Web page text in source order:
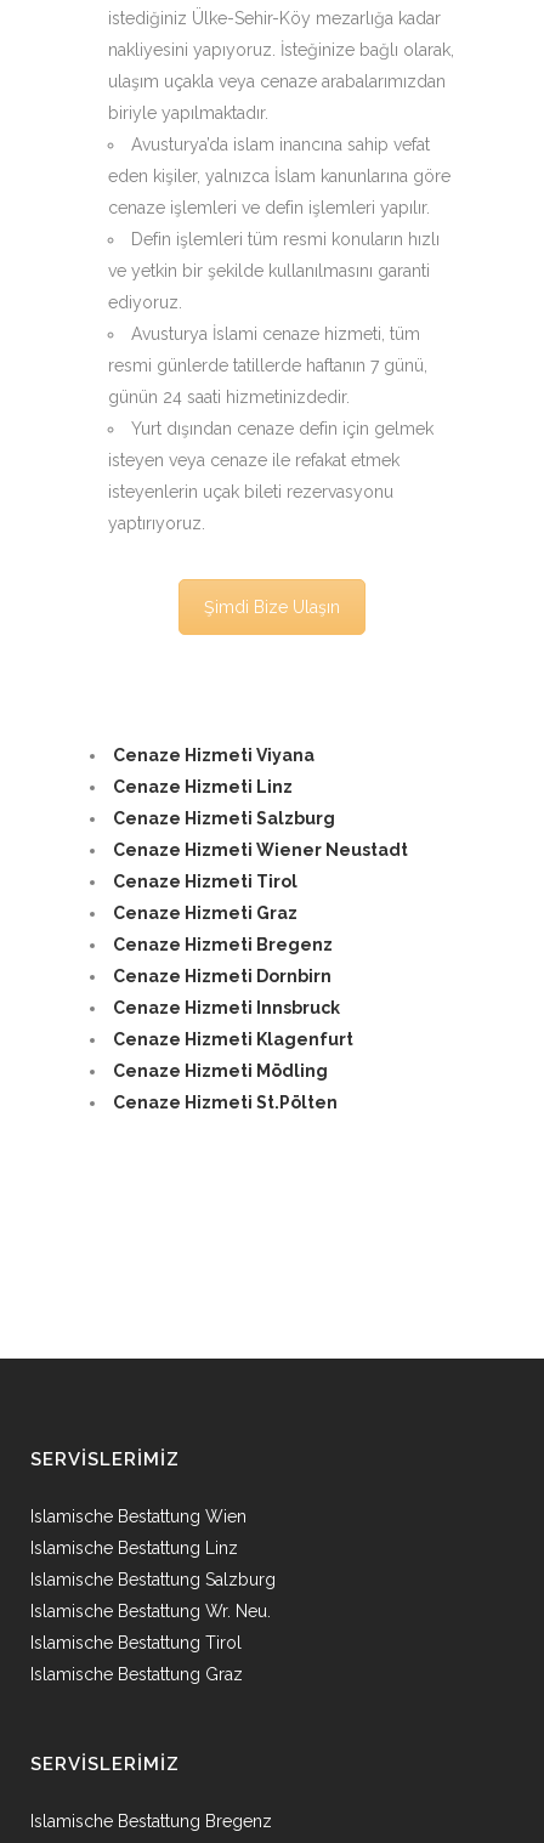
istediğiniz Ülke-Sehir-Köy mezarlığa kadar
nakliyesini yapıyoruz. İsteğinize bağlı olarak,
ulaşım uçakla veya cenaze arabalarımızdan
biriyle yapılmaktadır.
Avusturya’da islam inancına sahip vefat
eden kişiler, yalnızca İslam kanunlarına göre
cenaze işlemleri ve defin işlemleri yapılır.
Defin işlemleri tüm resmi konuların hızlı
ve yetkin bir şekilde kullanılmasını garanti
ediyoruz.
Avusturya İslami cenaze hizmeti, tüm
resmi günlerde tatillerde haftanın 7 günü,
günün 24 saati hizmetinizdedir.
Yurt dışından cenaze defin için gelmek
isteyen veya cenaze ile refakat etmek
isteyenlerin uçak bileti rezervasyonu
yaptırıyoruz.
Şimdi Bize Ulaşın
Cenaze Hizmeti Viyana
Cenaze Hizmeti Linz
Cenaze Hizmeti Salzburg
Cenaze Hizmeti Wiener Neustadt
Cenaze Hizmeti Tirol
Cenaze Hizmeti Graz
Cenaze Hizmeti Bregenz
Cenaze Hizmeti Dornbirn
Cenaze Hizmeti Innsbruck
Cenaze Hizmeti Klagenfurt
Cenaze Hizmeti Mödling
Cenaze Hizmeti St.Pölten
SERVISLERIMIZ
Islamische Bestattung Wien
Islamische Bestattung Linz
Islamische Bestattung Salzburg
Islamische Bestattung Wr. Neu.
Islamische Bestattung Tirol
Islamische Bestattung Graz
SERVISLERIMIZ
Islamische Bestattung Bregenz